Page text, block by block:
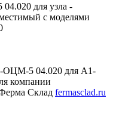
для узла -
с моделями
ОЦМ-5 04.020 для А1-
компании
Склад fermasclad.ru